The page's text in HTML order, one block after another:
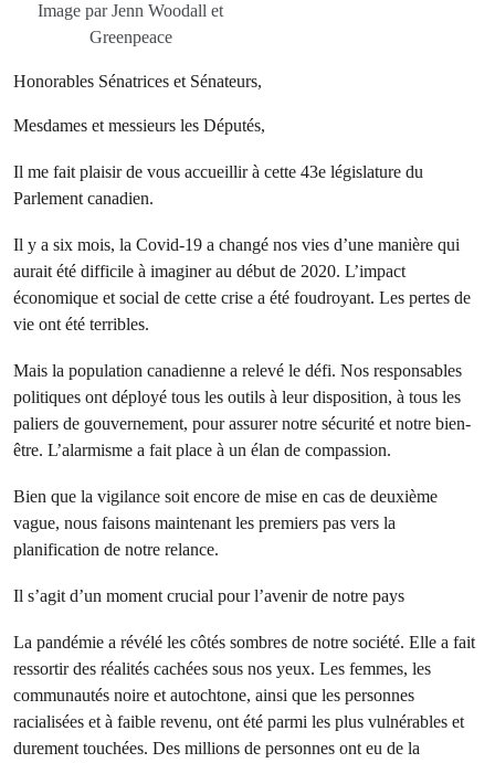
Image par Jenn Woodall et
Greenpeace
Honorables Sénatrices et Sénateurs,
Mesdames et messieurs les Députés,
Il me fait plaisir de vous accueillir à cette 43e législature du
Parlement canadien.
Il y a six mois, la Covid-19 a changé nos vies d’une manière qui
aurait été difficile à imaginer au début de 2020. L’impact
économique et social de cette crise a été foudroyant. Les pertes de
vie ont été terribles.
Mais la population canadienne a relevé le défi. Nos responsables
politiques ont déployé tous les outils à leur disposition, à tous les
paliers de gouvernement, pour assurer notre sécurité et notre bien-
être. L’alarmisme a fait place à un élan de compassion.
Bien que la vigilance soit encore de mise en cas de deuxième
vague, nous faisons maintenant les premiers pas vers la
planification de notre relance.
Il s’agit d’un moment crucial pour l’avenir de notre pays
La pandémie a révélé les côtés sombres de notre société. Elle a fait
ressortir des réalités cachées sous nos yeux. Les femmes, les
communautés noire et autochtone, ainsi que les personnes
racialisées et à faible revenu, ont été parmi les plus vulnérables et
durement touchées. Des millions de personnes ont eu de la